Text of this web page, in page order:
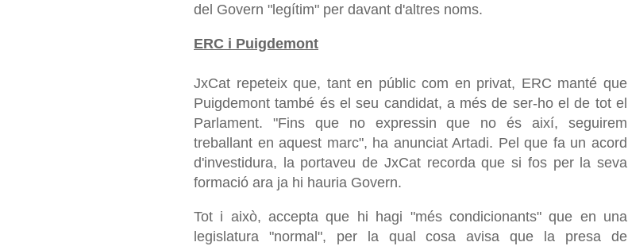
del Govern "legítim" per davant d'altres noms.
ERC i Puigdemont
JxCat repeteix que, tant en públic com en privat, ERC manté que
Puigdemont també és el seu candidat, a més de ser-ho el de tot el
Parlament. "Fins que no expressin que no és així, seguirem
treballant en aquest marc", ha anunciat Artadi. Pel que fa un acord
d'investidura, la portaveu de JxCat recorda que si fos per la seva
formació ara ja hi hauria Govern.
Tot i això, accepta que hi hagi "més condicionants" que en una
legislatura "normal", per la qual cosa avisa que la presa de